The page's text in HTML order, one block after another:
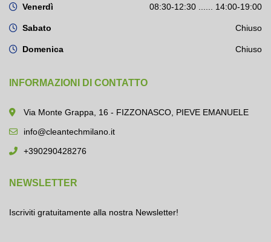
Venerdì 08:30-12:30 ...... 14:00-19:00
Sabato Chiuso
Domenica Chiuso
INFORMAZIONI DI CONTATTO
Via Monte Grappa, 16 - FIZZONASCO, PIEVE EMANUELE
info@cleantechmilano.it
+390290428276
NEWSLETTER
Iscriviti gratuitamente alla nostra Newsletter!